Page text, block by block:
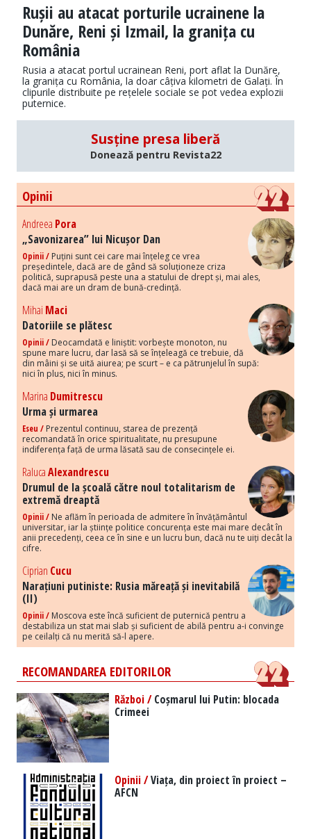
Rușii au atacat porturile ucrainene la
Dunăre, Reni și Izmail, la granița cu
România
Rusia a atacat portul ucrainean Reni, port aflat la Dunăre,
la granița cu România, la doar câțiva kilometri de Galați. În
clipurile distribuite pe rețelele sociale se pot vedea explozii
puternice.
Susține presa liberă
Donează pentru Revista22
Opinii
Andreea Pora
„Savonizarea” lui Nicușor Dan
Opinii / Puțini sunt cei care mai înțeleg ce vrea
președintele, dacă are de gând să soluționeze criza
politică, suprapusă peste una a statului de drept și, mai ales,
dacă mai are un dram de bună-credință.
Mihai Maci
Datoriile se plătesc
Opinii / Deocamdată e liniștit: vorbește monoton, nu
spune mare lucru, dar lasă să se înțeleagă ce trebuie, dă
din mâini și se uită aiurea; pe scurt – e ca pătrunjelul în supă:
nici în plus, nici în minus.
Marina Dumitrescu
Urma și urmarea
Eseu / Prezentul continuu, starea de prezență
recomandată în orice spiritualitate, nu presupune
indiferența față de urma lăsată sau de consecințele ei.
RalucaAlexandrescu
Drumul de la școală către noul totalitarism de
extremă dreaptă
Opinii / Ne aflăm în perioada de admitere în învățământul
universitar, iar la științe politice concurența este mai mare decât în
anii precedenți, ceea ce în sine e un lucru bun, dacă nu te uiți decât la
cifre.
Ciprian Cucu
Narațiuni putiniste: Rusia măreață și inevitabilă
(II)
Opinii / Moscova este încă suficient de puternică pentru a
destabiliza un stat mai slab și suficient de abilă pentru a-i convinge
pe ceilalți că nu merită să-l apere.
RECOMANDAREA EDITORILOR
Război /Coșmarul lui Putin: blocada
Crimeei
Opinii /Viața, din proiect în proiect –
AFCN